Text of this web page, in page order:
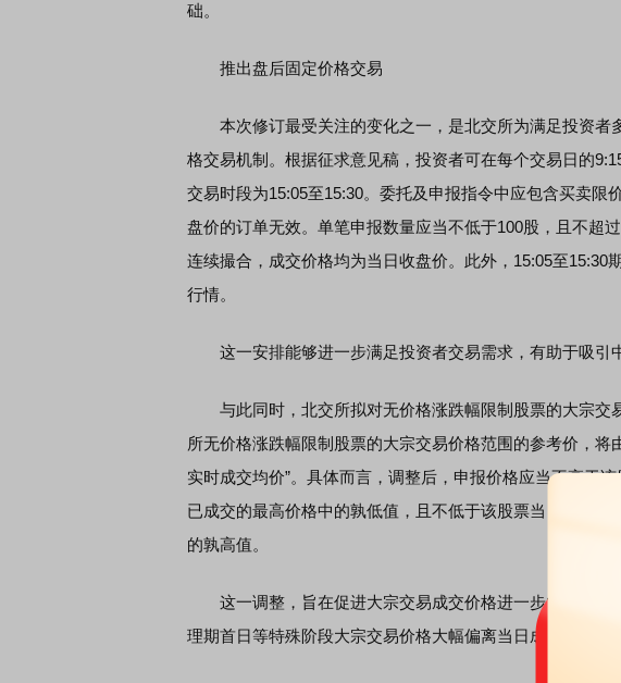
础。
推出盘后固定价格交易
本次修订最受关注的变化之一，是北交所为满足投资者
格交易机制。根据征求意见稿，投资者可在每个交易日的
交易时段为15:05至15:30。委托及申报指令中应包含买卖限
盘价的订单无效。单笔申报数量应当不低于100股，且不超
连续撮合，成交价格均为当日收盘价。此外，15:05至15:30
行情。
这一安排能够进一步满足投资者交易需求，有助于吸引
与此同时，北交所拟对无价格涨跌幅限制股票的大宗交
所无价格涨跌幅限制股票的大宗交易价格范围的参考价，将
实时成交均价”。具体而言，调整后，申报价格应当不高于
已成交的最高价格中的孰低值，且不低于该股票当日竞价交
的孰高值。
这一调整，旨在促进大宗交易成交价格进一步向盘中交
理期首日等特殊阶段大宗交易价格大幅偏离当日成交均价的